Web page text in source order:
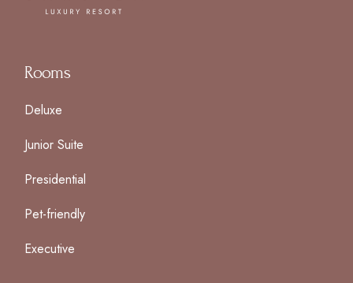
Rooms
Deluxe
Junior Suite
Presidential
Pet-friendly
Executive